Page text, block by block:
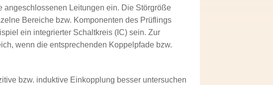
angeschlossenen Leitungen ein. Die Störgröße
Bereiche bzw. Komponenten des Prüflings
ein integrierter Schaltkreis (IC) sein. Zur
wenn die entsprechenden Koppelpfade bzw.
bzw. induktive Einkopplung besser untersuchen